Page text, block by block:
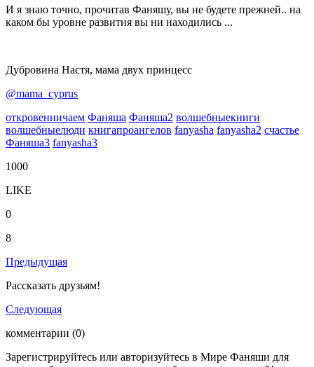
И я знаю точно, прочитав Фаняшу, вы не будете прежней.. на
каком бы уровне развития вы ни находились ...
Дубровина Настя, мама двух принцесс
@mama_cyprus
откровенничаем Фаняша Фаняша2 волшебныекниги
волшебныелюди книгапроангелов fanyasha fanyasha2 счастье
Фаняша3 fanyasha3
1000
LIKE
0
8
Предыдущая
Рассказать друзьям!
Следующая
комментарии (0)
Зарегистрируйтесь или авторизуйтесь в Мире Фаняши для